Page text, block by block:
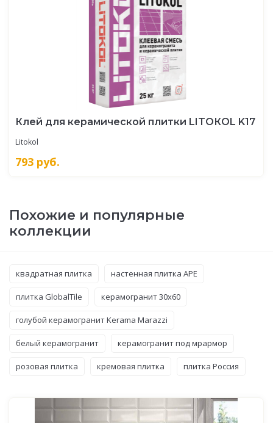
Клей для керамической плитки LITOКOL K17
Litokol
793 руб.
Похожие и популярные
коллекции
квадратная плитка настенная плитка APE
плитка GlobalTile керамогранит 30x60
голубой керамогранит Kerama Marazzi
белый керамогранит керамогранит под мрармор
розовая плитка кремовая плитка плитка Россия